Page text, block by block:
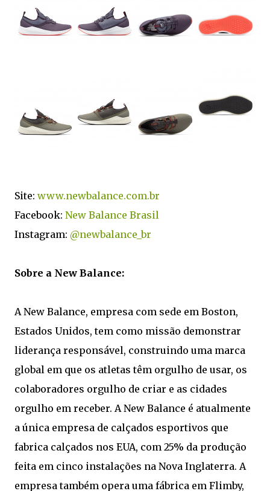
Site: www.newbalance.com.br
Facebook: New Balance Brasil
Instagram: @newbalance_br
Sobre a New Balance:
A New Balance, empresa com sede em Boston,
Estados Unidos, tem como missão demonstrar
liderança responsável, construindo uma marca
global em que os atletas têm orgulho de usar, os
colaboradores orgulho de criar e as cidades
orgulho em receber. A New Balance é atualmente
a única empresa de calçados esportivos que
fabrica calçados nos EUA, com 25% da produção
feita em cinco instalações na Nova Inglaterra. A
empresa também opera uma fábrica em Flimby,